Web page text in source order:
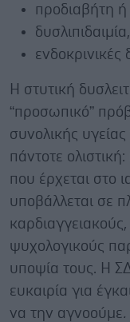
προδιαβήτη ή
δυσλιπιδαιμία,
ενδοκρινικές
Η στυτική
“προσωπικό”
συνολικής
πάντοτε
που έρχεται στο
υποβάλλεται σε
καρδιαγγειακούς,
ψυχολογικούς
υποψία τους. Η
ευκαιρία για
να την αγνοούμε.